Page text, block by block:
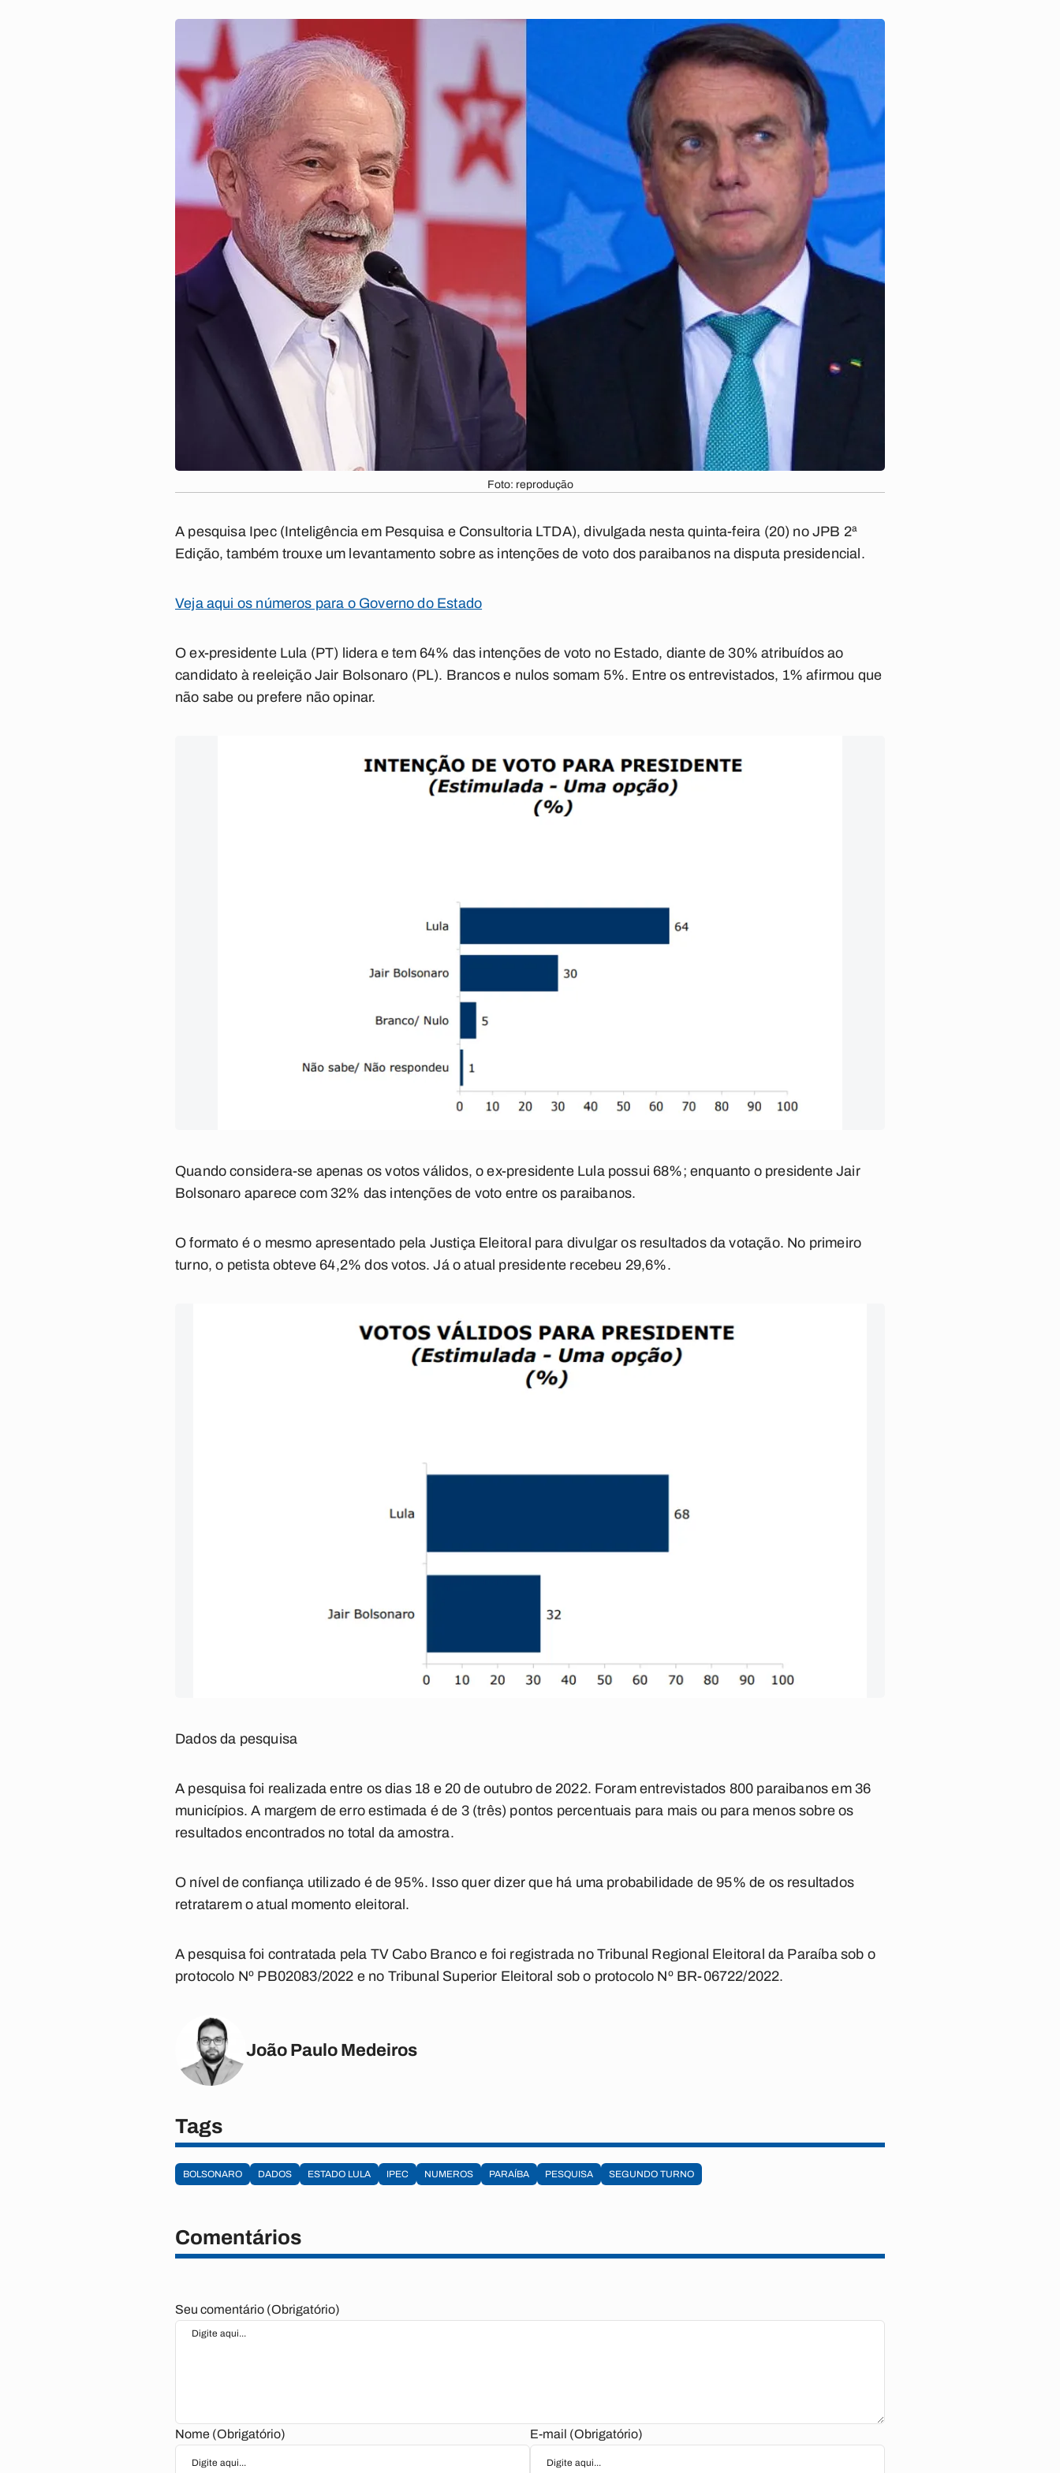
Foto: reprodução
A pesquisa Ipec (Inteligência em Pesquisa e Consultoria LTDA), divulgada nesta quinta-feira (20) no JPB 2ª
Edição, também trouxe um levantamento sobre as intenções de voto dos paraibanos na disputa presidencial.
Veja aqui os números para o Governo do Estado
O ex-presidente Lula (PT) lidera e tem 64% das intenções de voto no Estado, diante de 30% atribuídos ao
candidato à reeleição Jair Bolsonaro (PL). Brancos e nulos somam 5%. Entre os entrevistados, 1% afirmou que
não sabe ou prefere não opinar.
Quando considera-se apenas os votos válidos, o ex-presidente Lula possui 68%; enquanto o presidente Jair
Bolsonaro aparece com 32% das intenções de voto entre os paraibanos.
O formato é o mesmo apresentado pela Justiça Eleitoral para divulgar os resultados da votação. No primeiro
turno, o petista obteve 64,2% dos votos. Já o atual presidente recebeu 29,6%.
Dados da pesquisa
A pesquisa foi realizada entre os dias 18 e 20 de outubro de 2022. Foram entrevistados 800 paraibanos em 36
municípios. A margem de erro estimada é de 3 (três) pontos percentuais para mais ou para menos sobre os
resultados encontrados no total da amostra.
O nível de confiança utilizado é de 95%. Isso quer dizer que há uma probabilidade de 95% de os resultados
retratarem o atual momento eleitoral.
A pesquisa foi contratada pela TV Cabo Branco e foi registrada no Tribunal Regional Eleitoral da Paraíba sob o
protocolo Nº PB02083/2022 e no Tribunal Superior Eleitoral sob o protocolo Nº BR-06722/2022.
João Paulo Medeiros
Tags
BOLSONARO DADOS ESTADO LULA IPEC NUMEROS PARAÍBA PESQUISA SEGUNDO TURNO
Comentários
Seu comentário (Obrigatório)
Nome (Obrigatório) E-mail (Obrigatório)